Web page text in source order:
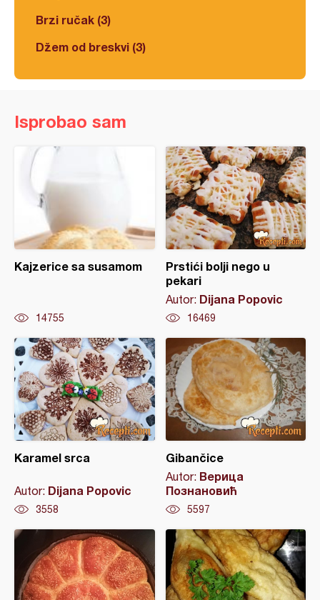
Brzi ručak (3)
Džem od breskvi (3)
Isprobao sam
Kajzerice sa susamom
14755
Prstići bolji nego u
pekari
Autor: Dijana Popovic
16469
Karamel srca
Autor: Dijana Popovic
3558
Gibančice
Autor: Верица
Познановић
5597